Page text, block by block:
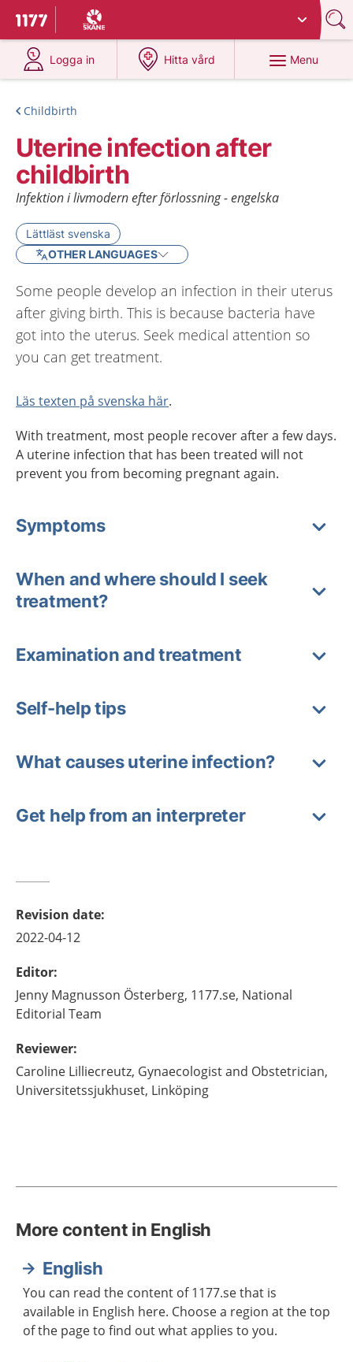
To start page for 1177
Du har valt region
Logga in
at 1177.se
Hitta vård
at 1177.se
Menu
Childbirth
Uterine infection after
childbirth
Infektion i livmodern efter förlossning - engelska
Lättläst svenska
OTHER LANGUAGES
Some people develop an infection in their uterus
after giving birth. This is because bacteria have
got into the uterus. Seek medical attention so
you can get treatment.
Läs texten på svenska här.
With treatment, most people recover after a few days.
A uterine infection that has been treated will not
prevent you from becoming pregnant again.
Symptoms
When and where should I seek
treatment?
Examination and treatment
Self-help tips
What causes uterine infection?
Get help from an interpreter
Revision date:
2022-04-12
Editor:
Jenny Magnusson Österberg, 1177.se, National
Editorial Team
Reviewer:
Caroline Lilliecreutz, Gynaecologist and Obstetrician,
Universitetssjukhuset, Linköping
More content in English
English
You can read the content of 1177.se that is
available in English here. Choose a region at the top
of the page to find out what applies to you.